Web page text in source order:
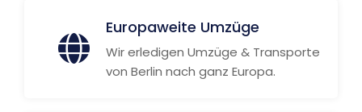
Europaweite Umzüge
Wir erledigen Umzüge & Transporte
von Berlin nach ganz Europa.